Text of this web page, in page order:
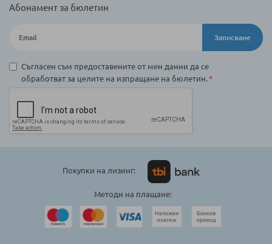
Абонамент за бюлетин
Записване
Съгласен съм предоставените от мен данни да се
обработват за целите на изпращане на бюлетин.
Покупки на лизинг:
Методи на плащане: